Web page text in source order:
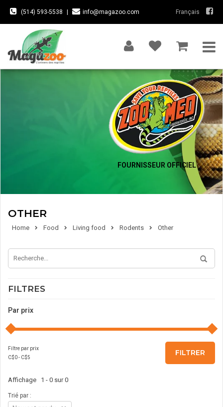
(514) 593-5538 info@magazoo.com Français
FOURNISSEUR OFFICIEL
OTHER
Home Food Living food Rodents Other
FILTRES
Par prix
Filtre par prix
C$0- C$5
FILTRER
Affichage 1 - 0 sur 0
Trié par :